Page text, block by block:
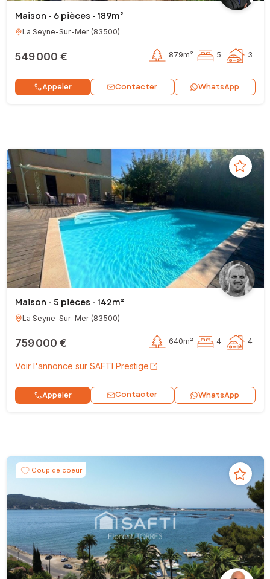
Maison - 6 pièces - 189m²
La Seyne-Sur-Mer(83500)
549 000 € 879m² 5 3
Appeler Contacter WhatsApp
Maison - 5 pièces - 142m²
La Seyne-Sur-Mer(83500)
759 000 € 640m² 4 4
Voir l'annonce sur SAFTI Prestige
Appeler Contacter WhatsApp
Coup de coeur